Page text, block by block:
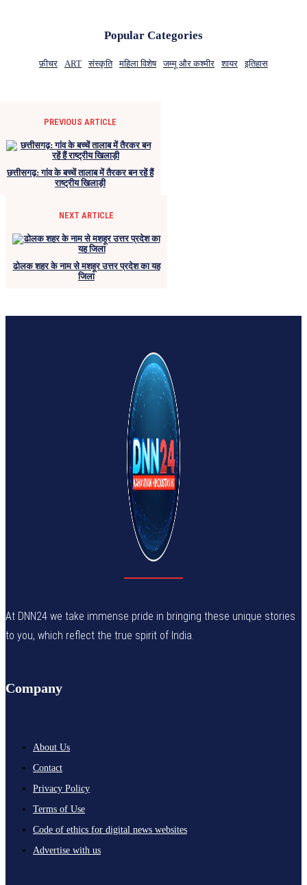
Popular Categories
फ़ीचर ART संस्कृति महिला विशेष जम्मू और कश्मीर शायर इतिहास
PREVIOUS ARTICLE
छत्तीसगढ़: गांव के बच्चें तालाब में तैरकर बन रहें हैं
राष्ट्रीय खिलाड़ी
NEXT ARTICLE
ढोलक शहर के नाम से मशहूर उत्तर प्रदेश का यह
जिला
At DNN24 we take immense pride in bringing these unique stories
to you, which reflect the true spirit of India.
Company
About Us
Contact
Privacy Policy
Terms of Use
Code of ethics for digital news websites
Advertise with us